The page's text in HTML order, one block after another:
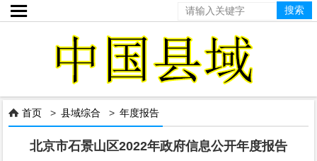

 首页 >县域综合 >年度报告
北京市石景山区2022年政府信息公开年度报告